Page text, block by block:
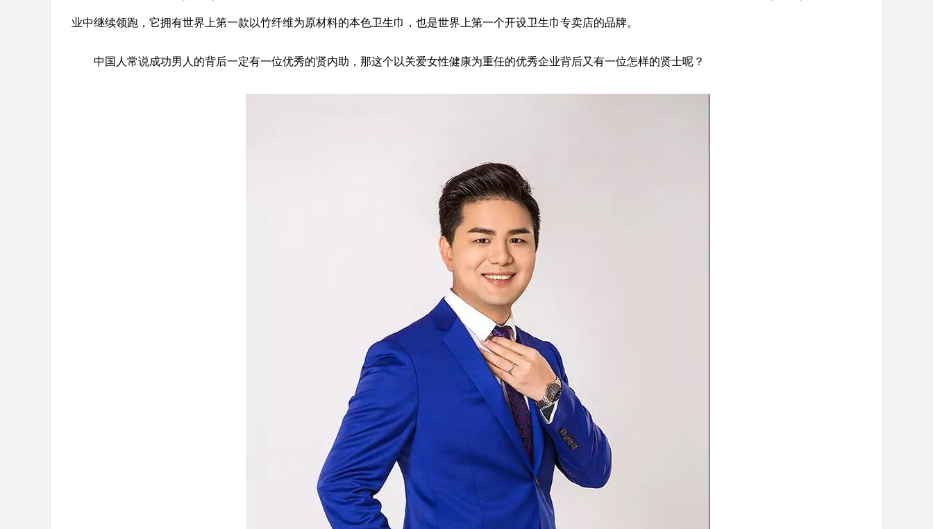
业中继续领跑，它拥有世界上第一款以竹纤维为原材料的本色卫生巾，也是世界上第一个开设卫生巾专卖店的品牌。
中国人常说成功男人的背后一定有一位优秀的贤内助，那这个以关爱女性健康为重任的优秀企业背后又有一位怎样的贤士呢？